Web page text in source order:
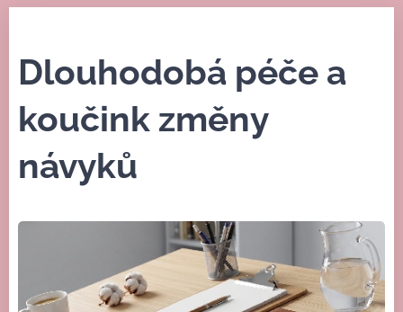
Dlouhodobá péče a
koučink změny
návyků